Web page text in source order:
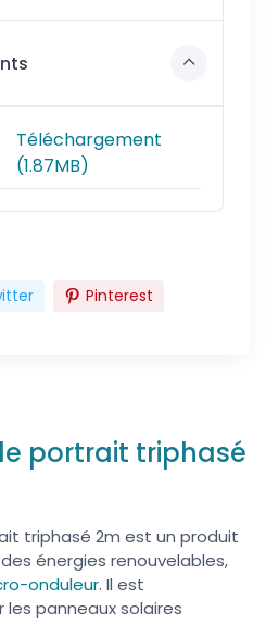
Téléchargement
(1.87MB)
Pinterest
portrait triphasé
triphasé 2m est un produit
énergies renouvelables,
onduleur. Il est
panneaux solaires